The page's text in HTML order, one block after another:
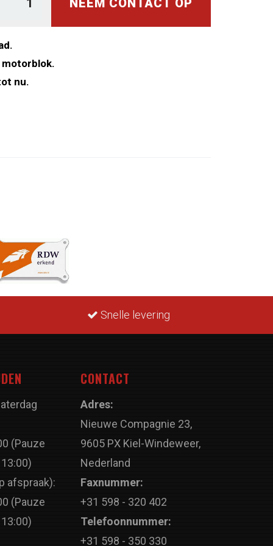
NEEM CONTACT OP
nu.
Snelle levering
(Pauze
afspraak):
(Pauze
CONTACT
Adres:
Nieuwe Compagnie 23,
9605 PX Kiel-Windeweer,
Nederland
Faxnummer:
+31 598 - 320 402
Telefoonnummer:
+31 598 - 350 330